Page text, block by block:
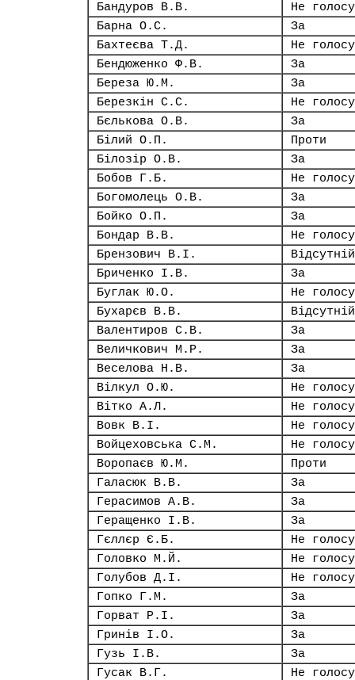
Бандуров В.В.
Не
Барна О.С.
За
Бахтеєва Т.Д.
Не
Бендюженко Ф.В.
За
Береза Ю.М.
За
Березкін С.С.
Не
Бєлькова О.В.
За
Білий О.П.
Проти
Білозір О.В.
За
Бобов Г.Б.
Не
Богомолець О.В.
За
Бойко О.П.
За
Бондар В.В.
Не
Брензович В.І.
Відсутній
Бриченко І.В.
За
Буглак Ю.О.
Не
Бухарєв В.В.
Відсутній
Валентиров С.В.
За
Величкович М.Р.
За
Веселова Н.В.
За
Вілкул О.Ю.
Не
Вітко А.Л.
Не
Вовк В.І.
Не
Войцеховська С.М.
Не
Воропаєв Ю.М.
Проти
Галасюк В.В.
За
Герасимов А.В.
За
Геращенко І.В.
За
Гєллєр Є.Б.
Не
Головко М.Й.
Не
Голубов Д.І.
Не
Гопко Г.М.
За
Горват Р.І.
За
Гринів І.О.
За
Гузь І.В.
За
Гусак В.Г.
Не